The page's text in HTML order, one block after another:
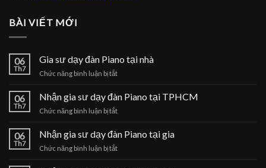
BÀI VIẾT MỚI
06
Th7
Gia sư dạy đàn Piano tại nhà
Chức năng bình luận bị tắtở
dạy
đàn
tại
06
Th7
Nhận gia sư dạy đàn Piano tại TPHCM
Chức năng bình luận bị tắtở
gia
sư
dạy
06
Th7
Nhận gia sư dạy đàn Piano tại gia
Chức năng bình luận bị tắtở